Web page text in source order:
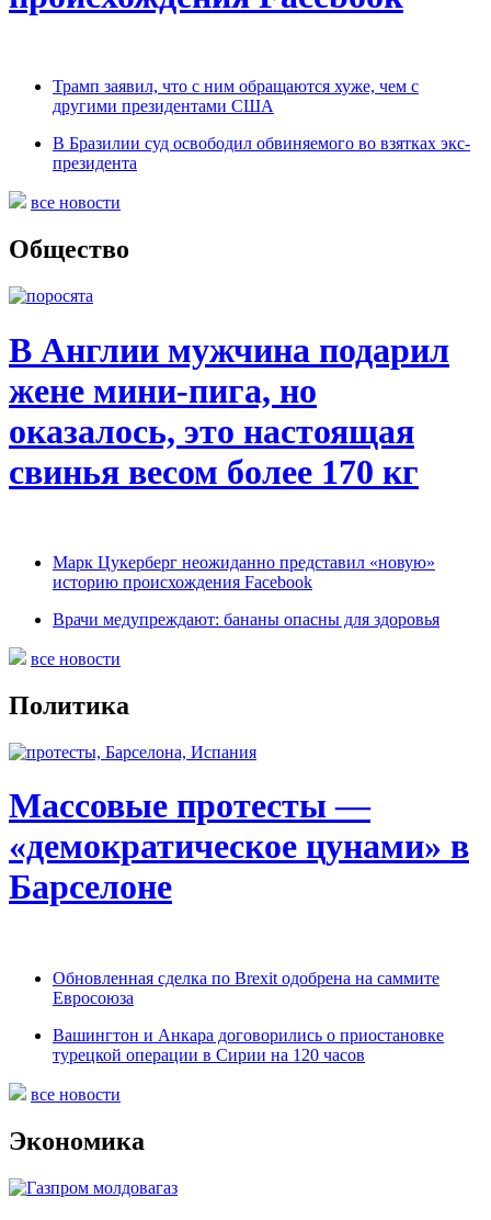
Трамп заявил, что с ним обращаются хуже, чем с
другими президентами США
В Бразилии суд освободил обвиняемого во взятках экс-
президента
все новости
Общество
В Англии мужчина подарил
жене мини-пига, но
оказалось, это настоящая
свинья весом более 170 кг
Марк Цукерберг неожиданно представил «новую»
историю происхождения Facebook
Врачи медупреждают: бананы опасны для здоровья
все новости
Политика
Массовые протесты —
«демократическое цунами» в
Барселоне
Обновленная сделка по Brexit одобрена на саммите
Евросоюза
Вашингтон и Анкара договорились о приостановке
турецкой операции в Сирии на 120 часов
все новости
Экономика